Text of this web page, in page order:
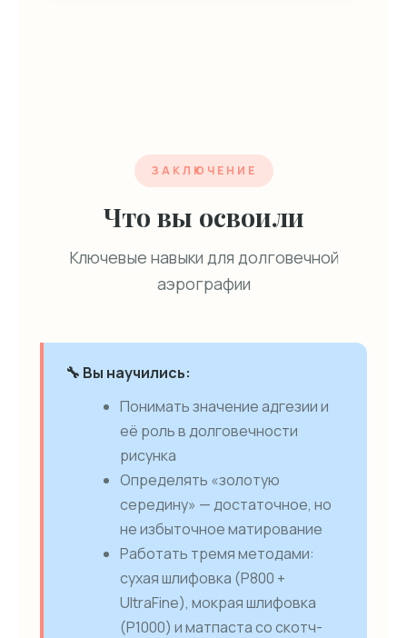
ЗАКЛЮЧЕНИЕ
Что вы освоили
Ключевые навыки для долговечной
аэрографии
🔧 Вы научились:
Понимать значение адгезии и
её роль в долговечности
рисунка
Определять «золотую
середину» — достаточное, но
не избыточное матирование
Работать тремя методами:
сухая шлифовка (P800 +
UltraFine), мокрая шлифовка
(P1000) и матпаста со скотч-